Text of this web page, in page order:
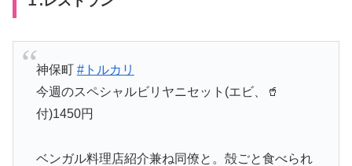
神保町 #トルカリ
今週のスペシャルビリヤニセット(エビ、🥤
付)1450円
ベンガル料理店紹介兼ね同僚と。殻ごと食べられ